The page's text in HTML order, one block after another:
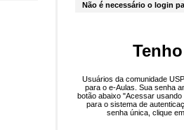
Não é necessário o login
Usuários da comunidade
para o e-Aulas. Sua senha
botão abaixo "Acessar
para o sistema de
senha única, clique